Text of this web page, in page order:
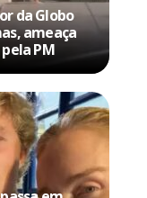
da Globo
ameaça
PM